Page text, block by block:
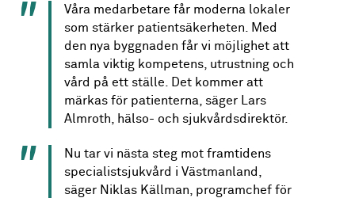
Våra medarbetare får moderna lokaler
som stärker patientsäkerheten. Med
den nya byggnaden får vi möjlighet att
samla viktig kompetens, utrustning och
vård på ett ställe. Det kommer att
märkas för patienterna, säger Lars
Almroth, hälso- och sjukvårdsdirektör.
Nu tar vi nästa steg mot framtidens
specialistsjukvård i Västmanland,
säger Niklas Källman, programchef för